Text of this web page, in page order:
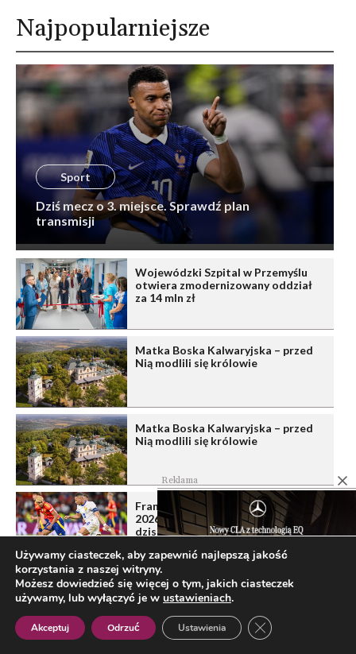
Najpopularniejsze
Sport
Dziś mecz o 3. miejsce. Sprawdź plan
transmisji
Wojewódzki Szpital w Przemyślu
otwiera zmodernizowany oddział
za 14 mln zł
Matka Boska Kalwaryjska – przed
Nią modlili się królowie
Matka Boska Kalwaryjska – przed
Nią modlili się królowie
Francja – Hiszpania w półfinale MŚ
2026. Kiedy mecz i gdzie oglądać
dzisiaj transmisję?
Reklama
Reklama
Polish
Używamy ciasteczek, aby zapewnić najlepszą jakość
korzystania z naszej witryny.
Możesz dowiedzieć się więcej o tym, jakich ciasteczek
używamy, lub wyłączyć je w ustawieniach.
Akceptuj Odrzuć Ustawienia Zamknij panel